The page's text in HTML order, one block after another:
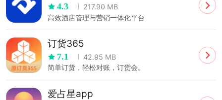
4.3
217.90 MB
高效酒店管理与营销一体化平台
订货365
7.1
42.95 MB
简单订货，轻松对账，订货会。
爱占星app